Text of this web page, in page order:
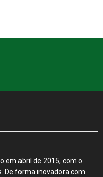
em abril de 2015, com o
De forma inovadora com